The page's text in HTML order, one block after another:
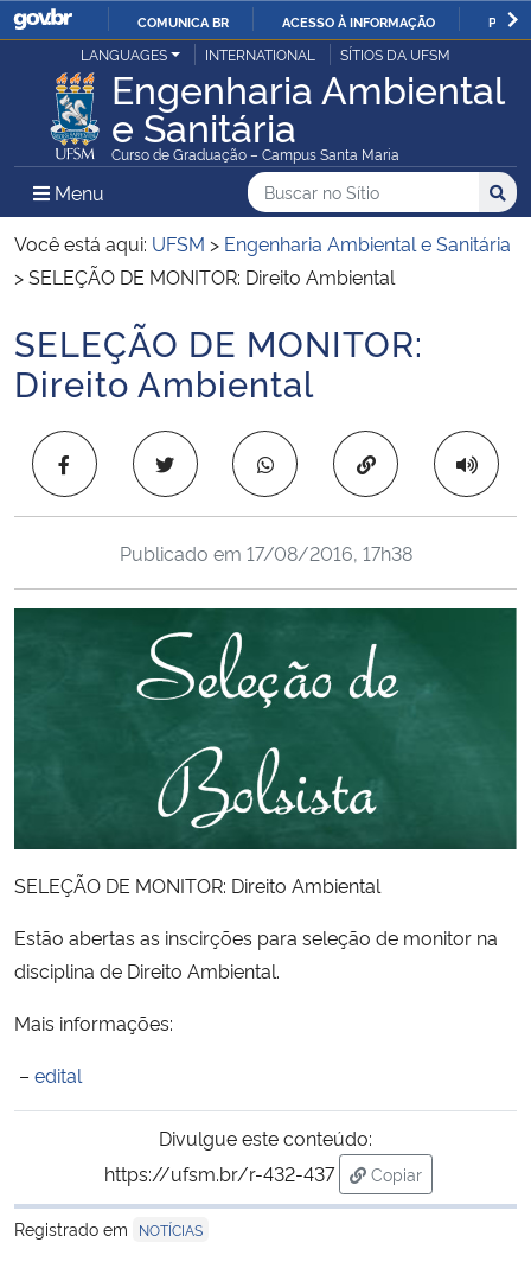
IR
PARA
O
CONTEÚDO
COMUNICA BR ACESSO À INFORMAÇÃO
Ministério da Justiça e Segurança Pública
Ministério da Defesa
Ministério das Relações Exteriores
Ministério da Infraestrutura
Ministério da Educação
Ministério da Cidadania
Ministério da Saúde
Ministério de Minas e Energia
Ministério do Meio Ambiente
Ministério do Desenvolvimento Regional
Secretaria-Geral
Secretaria de Governo
Gabinete de Segurança Institucional
LANGUAGES INTERNATIONAL SÍTIOS DA UFSM
Engenharia Ambiental
e Sanitária
Curso de Graduação – Campus Santa Maria
Menu Menu Principal do Sítio
Busca
Buscar no no Sítio
Busca:
Você está aqui: UFSM > Engenharia Ambiental e Sanitária
>SELEÇÃO DE MONITOR: Direito Ambiental
Início do conteúdo
SELEÇÃO DE MONITOR:
Direito Ambiental
Copiar para área
Publicado em 17/08/2016, 17h38
SELEÇÃO DE MONITOR: Direito Ambiental
Estão abertas as inscirções para seleção de monitor na
disciplina de Direito Ambiental.
Mais informações:
– edital
Divulgue este conteúdo:
https://ufsm.br/r-432-437
Copiar
para área de
Registrado em
NOTÍCIAS